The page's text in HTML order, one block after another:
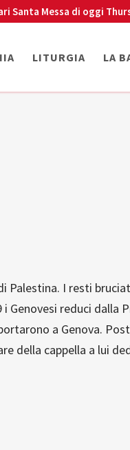
Santa Messa di oggi
LITURGIA LA
Palestina. I resti
Genovesi reduci dalla
a Genova.
della cappella a lui